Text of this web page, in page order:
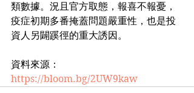
類數據。況且官方取態，報喜不報憂，
疫症初期多番掩蓋問題嚴重性，也是投
資人另闢蹊徑的重大誘因。
資料來源：
https://bloom.bg/2UW9kaw